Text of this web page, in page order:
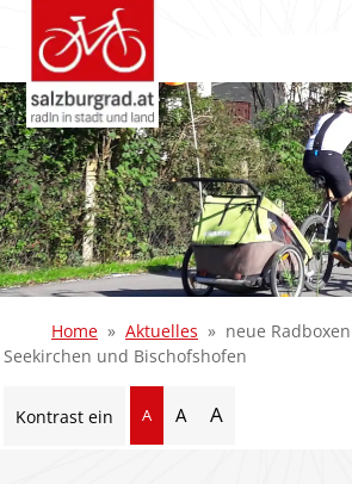
Home Aktuelles
neue
Seekirchen und Bischofshofen
Kontrast ein A A A